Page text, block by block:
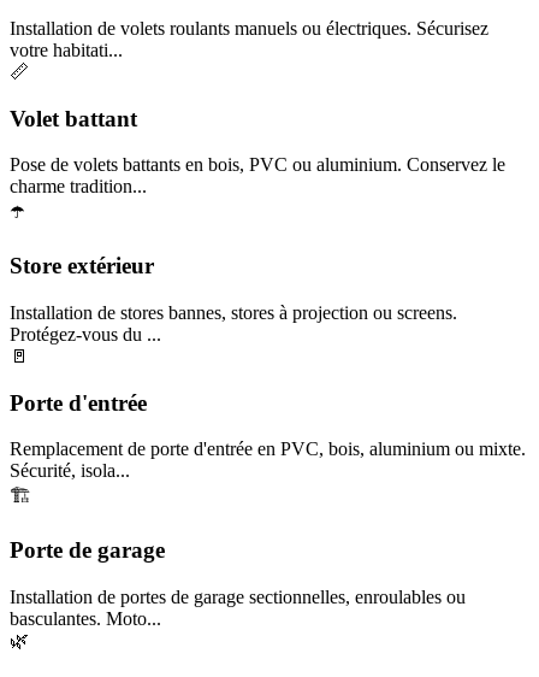
Installation de volets roulants manuels ou électriques. Sécurisez
votre habitati...
📏
Volet battant
Pose de volets battants en bois, PVC ou aluminium. Conservez le
charme tradition...
☂️
Store extérieur
Installation de stores bannes, stores à projection ou screens.
Protégez-vous du ...
🚪
Porte d'entrée
Remplacement de porte d'entrée en PVC, bois, aluminium ou mixte.
Sécurité, isola...
🏗️
Porte de garage
Installation de portes de garage sectionnelles, enroulables ou
basculantes. Moto...
🌿